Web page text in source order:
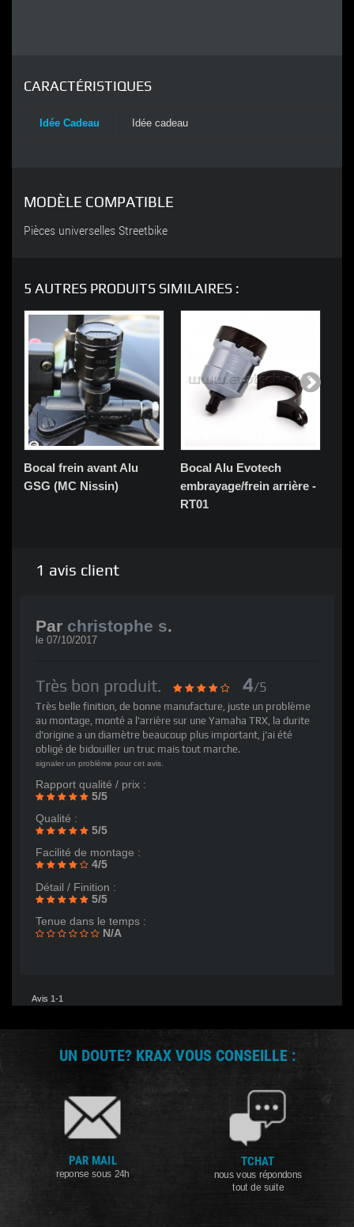
CARACTÉRISTIQUES
Idée Cadeau Idée cadeau
MODÈLE COMPATIBLE
Pièces universelles Streetbike
5 AUTRES PRODUITS SIMILAIRES :
Bocal frein avant Alu
GSG (MC Nissin)
Bocal Alu Evotech
embrayage/frein arrière -
RT01
1 avis client
Par christophe s.
le 07/10/2017
Très bon produit. 4/5
Très belle finition, de bonne manufacture, juste un problème
au montage, monté a l'arrière sur une Yamaha TRX, la durite
d'origine a un diamètre beaucoup plus important, j'ai été
obligé de bidouiller un truc mais tout marche.
signaler un problème pour cet avis.
Rapport qualité / prix :
5/5
Qualité :
5/5
Facilité de montage :
4/5
Détail / Finition :
5/5
Tenue dans le temps :
N/A
Avis 1-1
UN DOUTE? KRAX VOUS CONSEILLE :
PAR MAIL
reponse sous 24h
TCHAT
nous vous répondons
tout de suite